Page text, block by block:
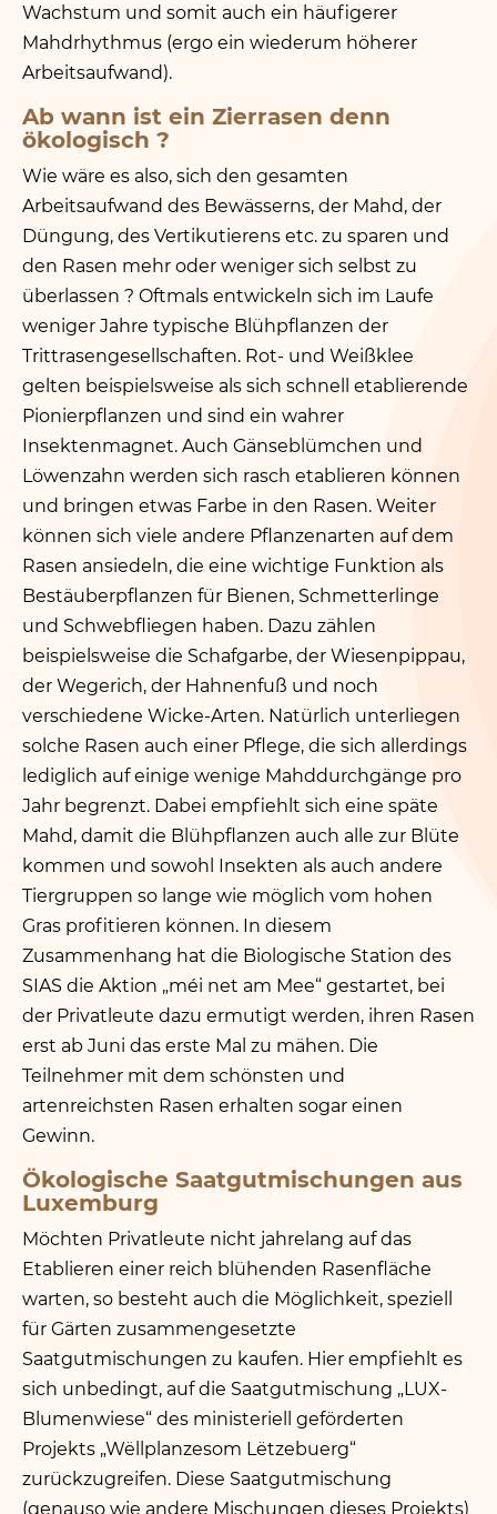
Wachstum und somit auch ein häufigerer
Mahdrhythmus (ergo ein wiederum höherer
Arbeitsaufwand).
Ab wann ist ein Zierrasen denn
ökologisch ?
Wie wäre es also, sich den gesamten
Arbeitsaufwand des Bewässerns, der Mahd, der
Düngung, des Vertikutierens etc. zu sparen und
den Rasen mehr oder weniger sich selbst zu
überlassen ? Oftmals entwickeln sich im Laufe
weniger Jahre typische Blühpflanzen der
Trittrasengesellschaften. Rot- und Weißklee
gelten beispielsweise als sich schnell etablierende
Pionierpflanzen und sind ein wahrer
Insektenmagnet. Auch Gänseblümchen und
Löwenzahn werden sich rasch etablieren können
und bringen etwas Farbe in den Rasen. Weiter
können sich viele andere Pflanzenarten auf dem
Rasen ansiedeln, die eine wichtige Funktion als
Bestäuberpflanzen für Bienen, Schmetterlinge
und Schwebfliegen haben. Dazu zählen
beispielsweise die Schafgarbe, der Wiesenpippau,
der Wegerich, der Hahnenfuß und noch
verschiedene Wicke-Arten. Natürlich unterliegen
solche Rasen auch einer Pflege, die sich allerdings
lediglich auf einige wenige Mahddurchgänge pro
Jahr begrenzt. Dabei empfiehlt sich eine späte
Mahd, damit die Blühpflanzen auch alle zur Blüte
kommen und sowohl Insekten als auch andere
Tiergruppen so lange wie möglich vom hohen
Gras profitieren können. In diesem
Zusammenhang hat die Biologische Station des
SIAS die Aktion „méi net am Mee“ gestartet, bei
der Privatleute dazu ermutigt werden, ihren Rasen
erst ab Juni das erste Mal zu mähen. Die
Teilnehmer mit dem schönsten und
artenreichsten Rasen erhalten sogar einen
Gewinn.
Ökologische Saatgutmischungen aus
Luxemburg
Möchten Privatleute nicht jahrelang auf das
Etablieren einer reich blühenden Rasenfläche
warten, so besteht auch die Möglichkeit, speziell
für Gärten zusammengesetzte
Saatgutmischungen zu kaufen. Hier empfiehlt es
sich unbedingt, auf die Saatgutmischung „LUX-
Blumenwiese“ des ministeriell geförderten
Projekts „Wëllplanzesom Lëtzebuerg“
zurückzugreifen. Diese Saatgutmischung
(genauso wie andere Mischungen dieses Projekts)